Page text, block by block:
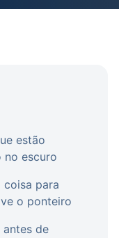
estão
escuro
coisa para
o ponteiro
antes de